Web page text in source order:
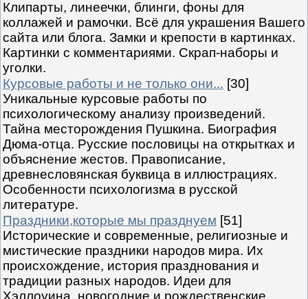
Клипарты, линеечки, блинги, фоны для
коллажей и рамочки. Всё для украшения Вашего
сайта или блога. Замки и крепости в картинках.
Картинки с комментариями. Скрап-наборы и
уголки.
Курсовые работы и не только они... [30]
Уникальные курсовые работы по
психологическому анализу произведений.
Тайна месторождения Пушкина. Биография
Дюма-отца. Русские пословицы на открытках и
объяснение жестов. Правописание,
древнесловянская буквица в иллюстрациях.
Особенности психологизма в русской
литературе.
Праздники,которые мы празднуем [51]
Исторические и современные, религиозные и
мистические праздники народов мира. Их
происхождение, история празднования и
традиции разных народов. Идеи для
Хэллоуина, новогодние и рождественские